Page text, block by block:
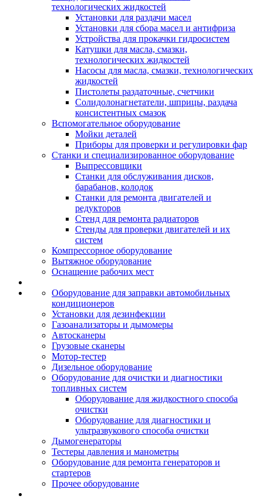
технологических жидкостей
Установки для раздачи масел
Установки для сбора масел и антифриза
Устройства для прокачки гидросистем
Катушки для масла, смазки,
технологических жидкостей
Насосы для масла, смазки, технологических
жидкостей
Пистолеты раздаточные, счетчики
Солидолонагнетатели, шприцы, раздача
консистентных смазок
Вспомогательное оборудование
Мойки деталей
Приборы для проверки и регулировки фар
Станки и специализированное оборудование
Выпрессовщики
Станки для обслуживания дисков,
барабанов, колодок
Станки для ремонта двигателей и
редукторов
Стенд для ремонта радиаторов
Стенды для проверки двигателей и их
систем
Компрессорное оборудование
Вытяжное оборудование
Оснащение рабочих мест
Оборудование для заправки автомобильных
кондиционеров
Установки для дезинфекции
Газоанализаторы и дымомеры
Автосканеры
Грузовые сканеры
Мотор-тестер
Дизельное оборудование
Оборудование для очистки и диагностики
топливных систем
Оборудование для жидкостного способа
очистки
Оборудование для диагностики и
ультразвукового способа очистки
Дымогенераторы
Тестеры давления и манометры
Оборудование для ремонта генераторов и
стартеров
Прочее оборудование